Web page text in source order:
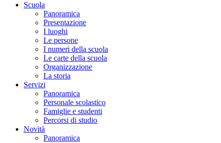
Scuola
Panoramica
Presentazione
I luoghi
Le persone
I numeri della scuola
Le carte della scuola
Organizzazione
La storia
Servizi
Panoramica
Personale scolastico
Famiglie e studenti
Percorsi di studio
Novità
Panoramica